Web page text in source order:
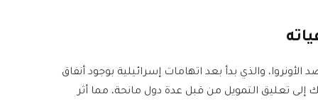
والذي بدأ بعد اتهامات إسرائيلية بوجود أنفاق
تعليق التمويل من قبل عدة دول مانحة، مما أثر